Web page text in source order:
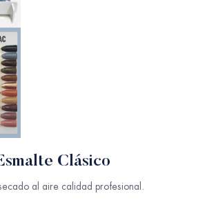
Clásico
al aire calidad profesional.